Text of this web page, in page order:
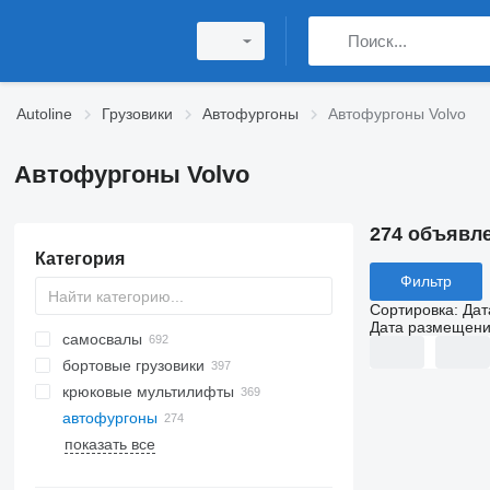
Autoline Грузовики Автофургоны Автофургоны Volvo
Автофургоны Volvo
Категория
самосвалы
бортовые грузовики
крюковые мультилифты
автофургоны
показать все
274
Фильтр
Сортировка:
Дата